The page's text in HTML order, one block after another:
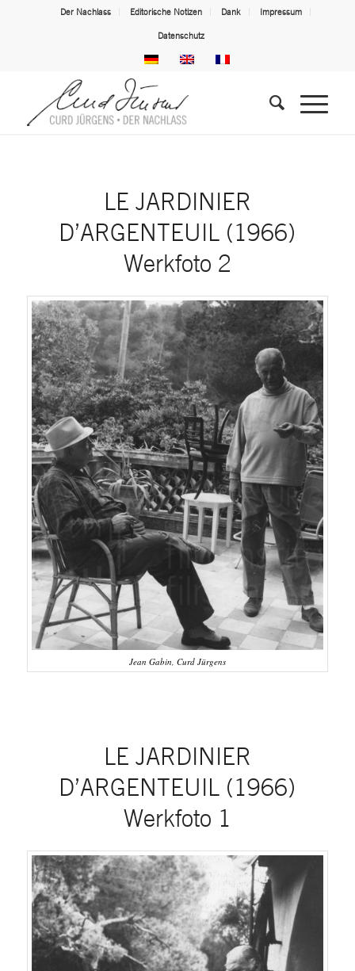
Der Nachlass Editorische Notizen Dank Impressum
Datenschutz
LE JARDINIER
D’ARGENTEUIL (1966)
Werkfoto 2
Jean Gabin, Curd Jürgens
LE JARDINIER
D’ARGENTEUIL (1966)
Werkfoto 1